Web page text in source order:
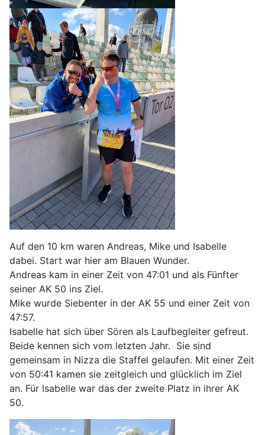
Auf den 10 km waren Andreas, Mike und Isabelle
dabei. Start war hier am Blauen Wunder.
Andreas kam in einer Zeit von 47:01 und als Fünfter
seiner AK 50 ins Ziel.
Mike wurde Siebenter in der AK 55 und einer Zeit von
47:57.
Isabelle hat sich über Sören als Laufbegleiter gefreut.
Beide kennen sich vom letzten Jahr. Sie sind
gemeinsam in Nizza die Staffel gelaufen. Mit einer Zeit
von 50:41 kamen sie zeitgleich und glücklich im Ziel
an. Für Isabelle war das der zweite Platz in ihrer AK
50.